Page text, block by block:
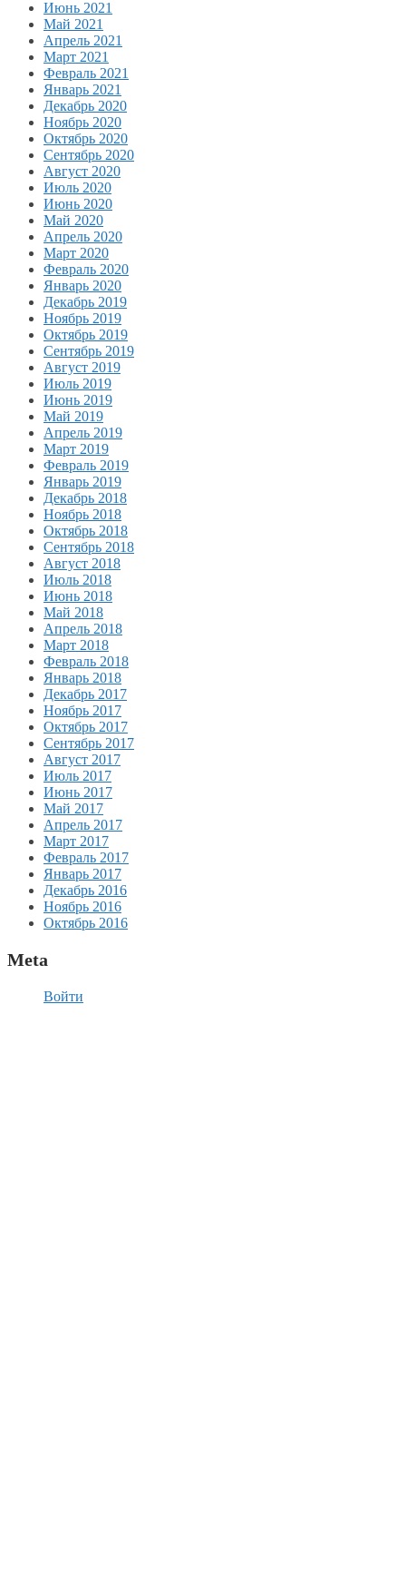
Июнь 2021
Май 2021
Апрель 2021
Март 2021
Февраль 2021
Январь 2021
Декабрь 2020
Ноябрь 2020
Октябрь 2020
Сентябрь 2020
Август 2020
Июль 2020
Июнь 2020
Май 2020
Апрель 2020
Март 2020
Февраль 2020
Январь 2020
Декабрь 2019
Ноябрь 2019
Октябрь 2019
Сентябрь 2019
Август 2019
Июль 2019
Июнь 2019
Май 2019
Апрель 2019
Март 2019
Февраль 2019
Январь 2019
Декабрь 2018
Ноябрь 2018
Октябрь 2018
Сентябрь 2018
Август 2018
Июль 2018
Июнь 2018
Май 2018
Апрель 2018
Март 2018
Февраль 2018
Январь 2018
Декабрь 2017
Ноябрь 2017
Октябрь 2017
Сентябрь 2017
Август 2017
Июль 2017
Июнь 2017
Май 2017
Апрель 2017
Март 2017
Февраль 2017
Январь 2017
Декабрь 2016
Ноябрь 2016
Октябрь 2016
Meta
Войти